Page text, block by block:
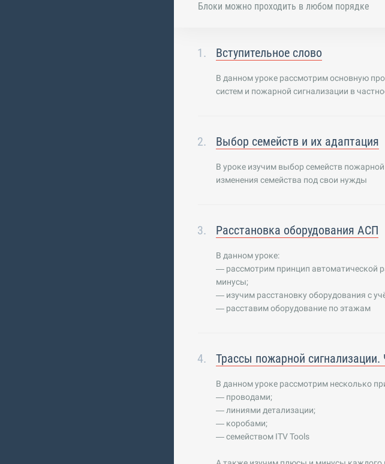
Блоки можно проходить в любом порядке
Вступительное слово
В данном уроке рассмотрим основную
систем и пожарной сигнализации в
Выбор семейств и их адаптация
В уроке изучим выбор семейств
изменения семейства под свои нужды
Расстановка оборудования АСП
В данном уроке:
— рассмотрим принцип автоматической
минусы;
— изучим расстановку оборудования с
— расставим оборудование по этажам
Трассы пожарной сигнализации.
В данном уроке рассмотрим несколько
— проводами;
— линиями детализации;
— коробами;
— семейством ITV Tools